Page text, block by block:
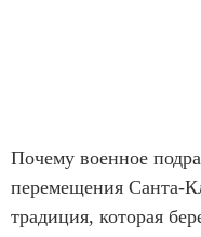
Почему военное
перемещения Санта-
традиция, которая